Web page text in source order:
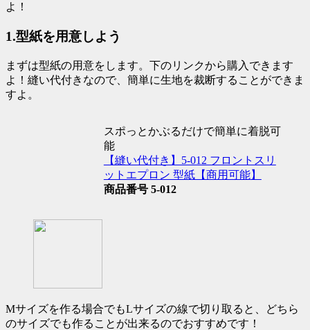
よ！
1.型紙を用意しよう
まずは型紙の用意をします。下のリンクから購入できます
よ！縫い代付きなので、簡単に生地を裁断することができま
すよ。
スポっとかぶるだけで簡単に着脱可
能
【縫い代付き】5-012 フロントスリ
ットエプロン 型紙【商用可能】
商品番号 5-012
Mサイズを作る場合でもLサイズの線で切り取る と、どちら
のサイズでも作ることが出来るのでおすすめです！